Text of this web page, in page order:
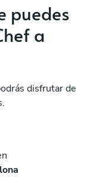
puedes
a
disfrutar de